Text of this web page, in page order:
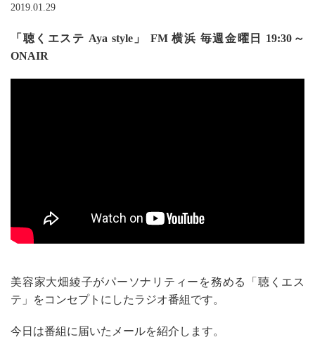
2019.01.29
「聴くエステ Aya style」 FM 横浜 毎週金曜日 19:30～
ONAIR
美容家大畑綾子がパーソナリティーを務める「聴くエス
テ」をコンセプトにしたラジオ番組です。
今日は番組に届いたメールを紹介します。